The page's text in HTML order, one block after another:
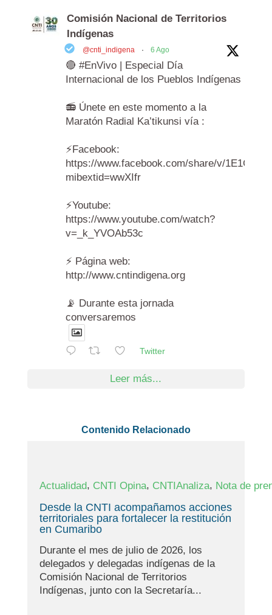
Comisión Nacional de Territorios
Indígenas
@cnti_indigena · 6 Ago
🔴 #EnVivo | Especial Día
Internacional de los Pueblos Indígenas
📻 Únete en este momento a la
Maratón Radial Ka’tikunsi vía :
⚡️Facebook:
https://www.facebook.com/share/v/
mibextid=wwXIfr
⚡️Youtube:
https://www.youtube.com/watch?
v=_k_YVOAb53c
⚡️ Página web:
http://www.cntindigena.org
📡 Durante esta jornada
conversaremos
Twitter
Leer más...
Contenido Relacionado
Actualidad, CNTI Opina, CNTIAnaliza, Nota de
Desde la CNTI acompañamos acciones
territoriales para fortalecer la restitución
en Cumaribo
Durante el mes de julio de 2026, los
delegados y delegadas indígenas de la
Comisión Nacional de Territorios
Indígenas, junto con la Secretaría...